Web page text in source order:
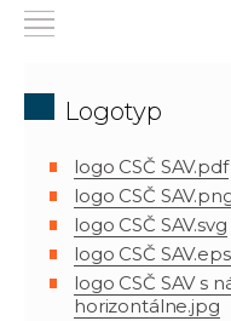
Logotyp
logo CSČ SAV.pdf
logo CSČ
logo CSČ SAV.svg
logo CSČ SAV.eps
logo CSČ SAV s
horizontálne.jpg